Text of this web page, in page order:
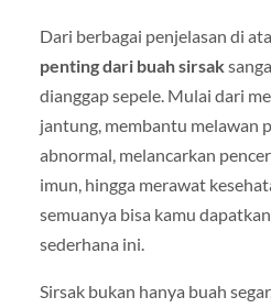
Dari berbagai penjelasan di
penting dari buah sirsak
dianggap sepele. Mulai dari
jantung, membantu melawan
abnormal, melancarkan
imun, hingga merawat
semuanya bisa kamu
sederhana ini.
Sirsak bukan hanya buah